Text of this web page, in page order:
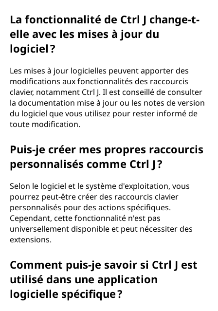
La fonctionnalité de Ctrl J change-t-
elle avec les mises à jour du
logiciel ?
Les mises à jour logicielles peuvent apporter des
modifications aux fonctionnalités des raccourcis
clavier, notamment Ctrl J. Il est conseillé de consulter
la documentation mise à jour ou les notes de version
du logiciel que vous utilisez pour rester informé de
toute modification.
Puis-je créer mes propres raccourcis
personnalisés comme Ctrl J ?
Selon le logiciel et le système d'exploitation, vous
pourrez peut-être créer des raccourcis clavier
personnalisés pour des actions spécifiques.
Cependant, cette fonctionnalité n'est pas
universellement disponible et peut nécessiter des
extensions.
Comment puis-je savoir si Ctrl J est
utilisé dans une application
logicielle spécifique ?